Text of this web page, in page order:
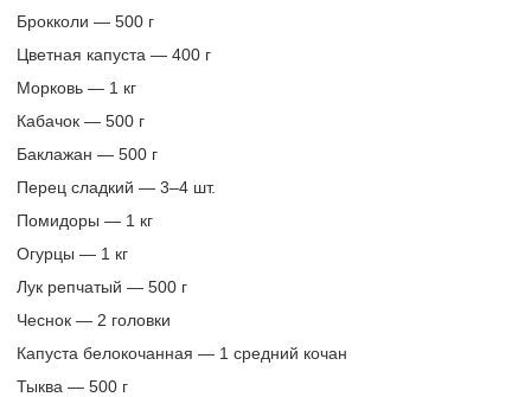
Брокколи — 500 г
Цветная капуста — 400 г
Морковь — 1 кг
Кабачок — 500 г
Баклажан — 500 г
Перец сладкий — 3–4 шт.
Помидоры — 1 кг
Огурцы — 1 кг
Лук репчатый — 500 г
Чеснок — 2 головки
Капуста белокочанная — 1 средний кочан
Тыква — 500 г